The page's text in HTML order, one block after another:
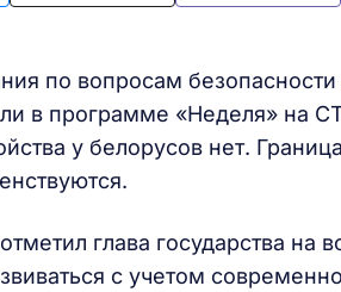
по вопросам
в программе «Неделя» на
у белорусов нет.
глава государства
с учетом